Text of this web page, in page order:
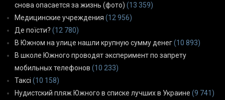
снова опасается за жизнь (фото) (13 359)
Медицинские учреждения (12 956)
Де поїсти? (12 780)
В Южном на улице нашли крупную сумму денег(10 893)
В школе Южного проводят эксперимент по запрету
мобильных телефонов (10 233)
Таксі (10 158)
Нудистский пляж Южного в списке лучших в Украине (9 741)